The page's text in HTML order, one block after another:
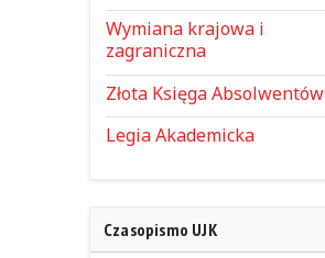
Wymiana krajowa i
zagraniczna
Złota Księga Absolwentów
Legia Akademicka
Czasopismo UJK